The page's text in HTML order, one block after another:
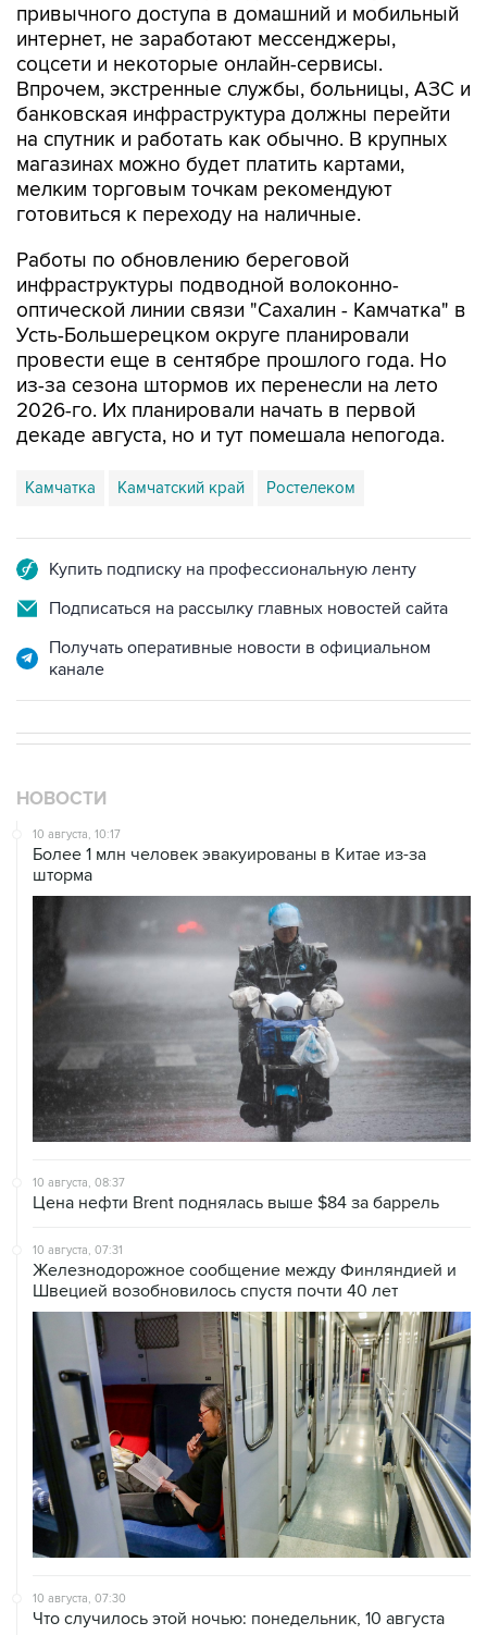
привычного доступа в домашний и мобильный
интернет, не заработают мессенджеры,
соцсети и некоторые онлайн-сервисы.
Впрочем, экстренные службы, больницы, АЗС и
банковская инфраструктура должны перейти
на спутник и работать как обычно. В крупных
магазинах можно будет платить картами,
мелким торговым точкам рекомендуют
готовиться к переходу на наличные.
Работы по обновлению береговой
инфраструктуры подводной волоконно-
оптической линии связи "Сахалин - Камчатка" в
Усть-Большерецком округе планировали
провести еще в сентябре прошлого года. Но
из-за сезона штормов их перенесли на лето
2026-го. Их планировали начать в первой
декаде августа, но и тут помешала непогода.
Камчатка Камчатский край Ростелеком
Купить подписку на профессиональную ленту
Подписаться на рассылку главных новостей сайта
Получать оперативные новости в официальном
канале
НОВОСТИ
10 августа, 10:17
Более 1 млн человек эвакуированы в Китае из-за
шторма
10 августа, 08:37
Цена нефти Brent поднялась выше $84 за баррель
10 августа, 07:31
Железнодорожное сообщение между Финляндией и
Швецией возобновилось спустя почти 40 лет
10 августа, 07:30
Что случилось этой ночью: понедельник, 10 августа